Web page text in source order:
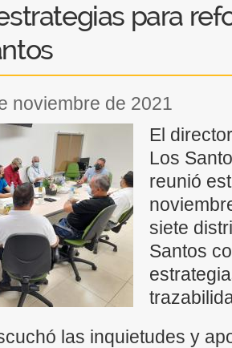
para
noviembre de 2021
El
Los
reunió
siete
Santos
las inquietudes y